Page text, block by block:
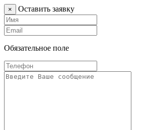
× Оставить заявку
Обязательное поле